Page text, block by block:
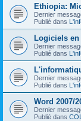
Ethiopia:
Dernier
Publié dans
Logiciels en
Dernier
Publié dans
Dernier
Publié dans
Word 2007/
Dernier
Publié dans